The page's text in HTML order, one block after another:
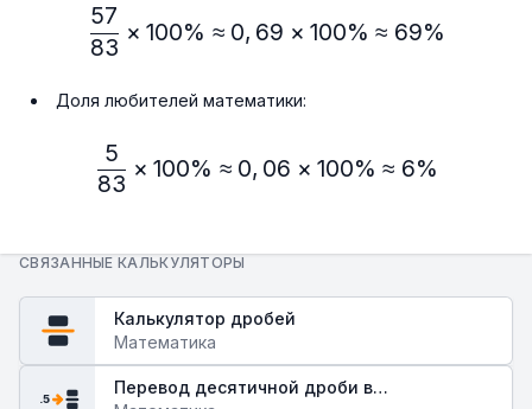
\frac{57}{83} × 100\% ≈
83
57
× 100% ≈ 0, 69 × 100% ≈ 69%
Доля любителей математики:
\frac{5}{83} × 100\% ≈
83
5
× 100% ≈ 0, 06 × 100% ≈ 6%
СВЯЗАННЫЕ КАЛЬКУЛЯТОРЫ
Калькулятор дробей
Математика
.5
Перевод десятичной дроби в